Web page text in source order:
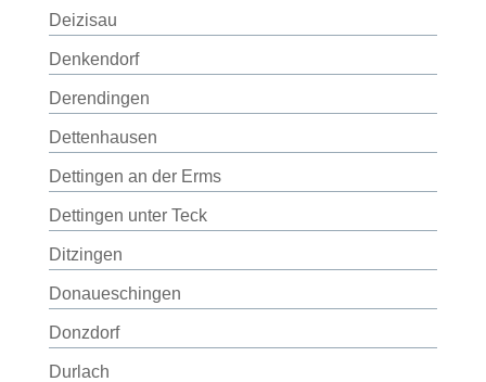
Deizisau
Denkendorf
Derendingen
Dettenhausen
Dettingen an der Erms
Dettingen unter Teck
Ditzingen
Donaueschingen
Donzdorf
Durlach